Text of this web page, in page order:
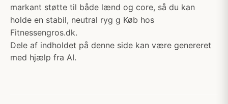
markant støtte til både lænd og core, så du kan
holde en stabil, neutral ryg g Køb hos
Fitnessengros.dk.
Dele af indholdet på denne side kan være genereret
med hjælp fra AI.